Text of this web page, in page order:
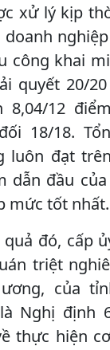
xử lý kịp
công khai
quyết 20/
8,04/12
18/18.
luôn đạt
dẫn đầu
mức tốt nhất.
đó, cấp
triệt
của
Nghị định
thực hiện